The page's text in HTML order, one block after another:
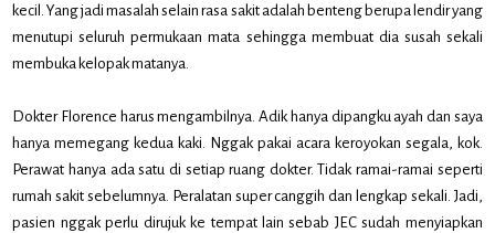
kecil. Yang jadi masalah selain rasa sakit adalah benteng berupa lendir yang
menutupi seluruh permukaan mata sehingga membuat dia susah sekali
membuka kelopak matanya.
Dokter Florence harus mengambilnya. Adik hanya dipangku ayah dan saya
hanya memegang kedua kaki. Nggak pakai acara keroyokan segala, kok.
Perawat hanya ada satu di setiap ruang dokter. Tidak ramai-ramai seperti
rumah sakit sebelumnya. Peralatan super canggih dan lengkap sekali. Jadi,
pasien nggak perlu dirujuk ke tempat lain sebab JEC sudah menyiapkan